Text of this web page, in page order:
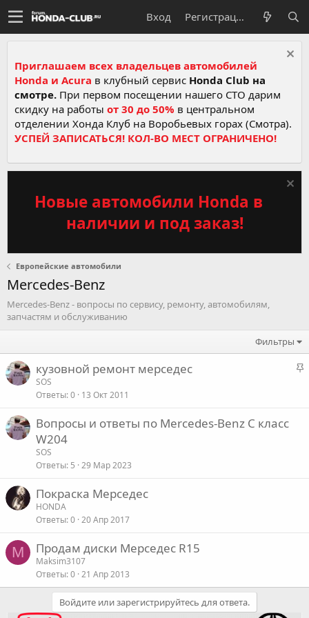
Вход Регистрация
Приглашаем всех владельцев автомобилей
Honda и Acura в клубный сервис Honda Club на
смотре. При первом посещении нашего СТО дарим
скидку на работы от 30 до 50% в центральном
отделении Хонда Клуб на Воробьевых горах (Смотра).
УСПЕЙ ЗАПИСАТЬСЯ! КОЛ-ВО МЕСТ ОГРАНИЧЕНО!
Новые автомобили Honda в
наличии и под заказ!
Европейские автомобили
Mercedes-Benz
Mercedes-Benz - вопросы по сервису, ремонту, автомобилям,
запчастям и обслуживанию
Фильтры
З
кузовной ремонт мерседес
SOS
Ответы 0 13 Окт 2011
Вопросы и ответы по Mercedes-Benz C класс
W204
SOS
Ответы 5 29 Мар 2023
Покраска Мерседес
HONDA
Ответы 0 20 Апр 2017
M Продам диски Мерседес R15
Maksim3107
Ответы 0 21 Апр 2013
Войдите или зарегистрируйтесь для ответа.